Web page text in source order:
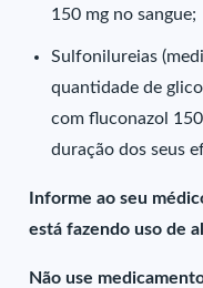
150 mg no sangue;
Sulfonilureias
quantidade de
com fluconazol
duração dos seus
Informe ao seu
está fazendo uso de
Não use